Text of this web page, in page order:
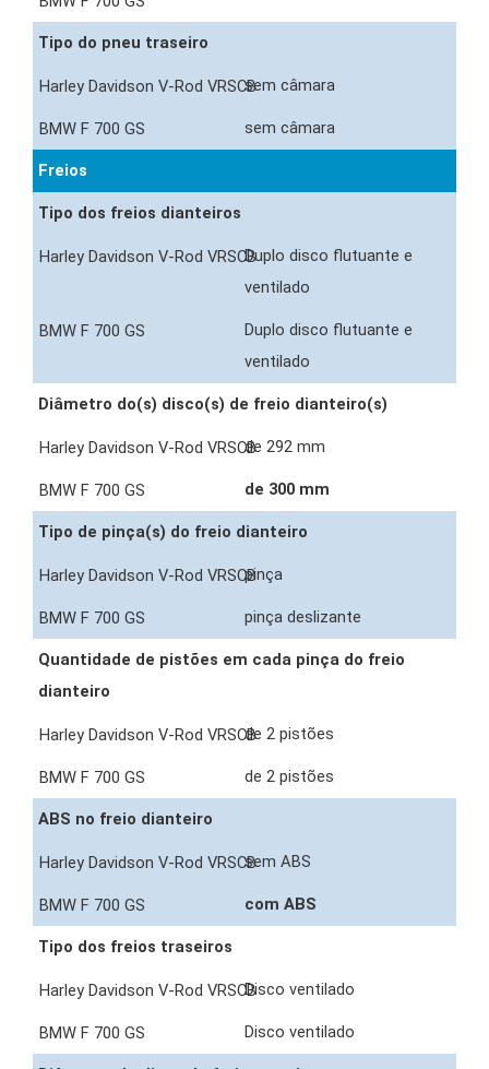
Tipo do pneu traseiro
sem câmara
sem câmara
Freios
Tipo dos freios dianteiros
Duplo disco flutuante e
ventilado
Duplo disco flutuante e
ventilado
Diâmetro do(s) disco(s) de freio dianteiro(s)
de 292 mm
de 300 mm
Tipo de pinça(s) do freio dianteiro
pinça
pinça deslizante
Quantidade de pistões em cada pinça do freio
dianteiro
de 2 pistões
de 2 pistões
ABS no freio dianteiro
sem ABS
com ABS
Tipo dos freios traseiros
Disco ventilado
Disco ventilado